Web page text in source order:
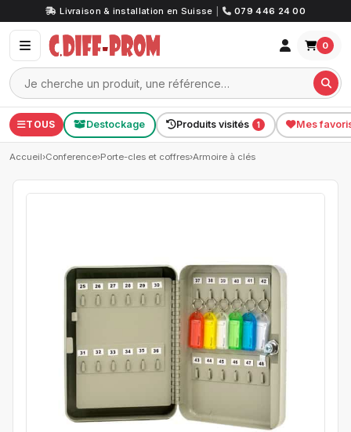
Livraison & installation en Suisse 079 446 24 00
0
TOUS Destockage Produits visités 1 Mes
Accueil›Conference›Porte-cles et coffres›Armoire à clés